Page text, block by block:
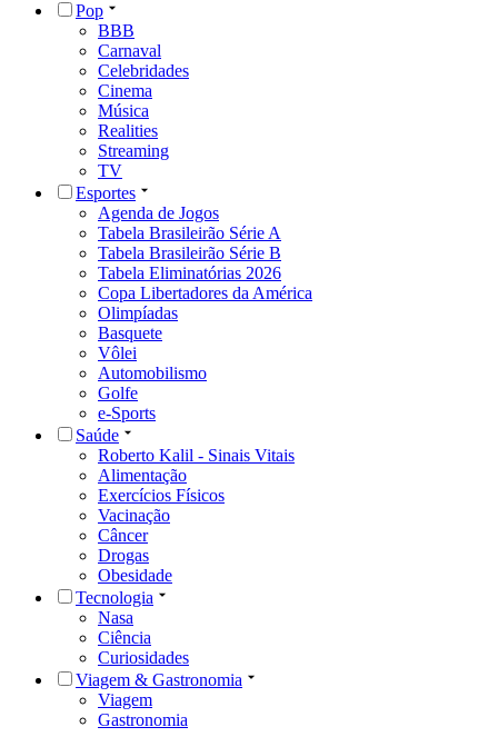
Pop
BBB
Carnaval
Celebridades
Cinema
Música
Realities
Streaming
TV
Esportes
Agenda de Jogos
Tabela Brasileirão Série A
Tabela Brasileirão Série B
Tabela Eliminatórias 2026
Copa Libertadores da América
Olimpíadas
Basquete
Vôlei
Automobilismo
Golfe
e-Sports
Saúde
Roberto Kalil - Sinais Vitais
Alimentação
Exercícios Físicos
Vacinação
Câncer
Drogas
Obesidade
Tecnologia
Nasa
Ciência
Curiosidades
Viagem & Gastronomia
Viagem
Gastronomia